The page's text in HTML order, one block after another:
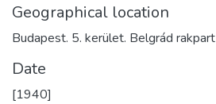
Geographical location
Budapest. 5. kerület. Belgrád rakpart
Date
[1940]